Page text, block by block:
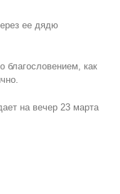
ее дядю
благословением, как
на вечер 23 марта